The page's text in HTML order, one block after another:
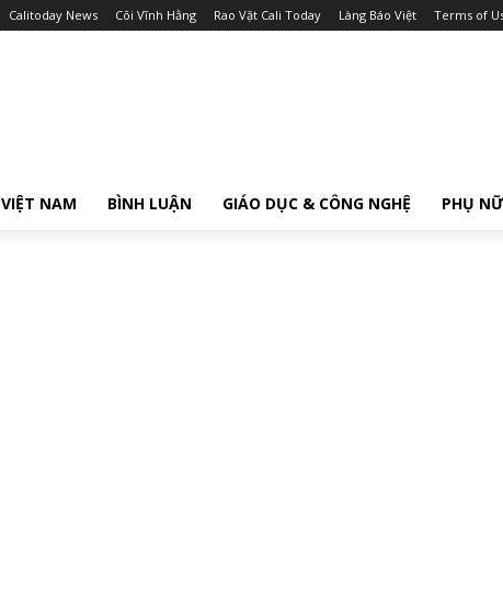
Calitoday News Cõi Vĩnh Hằng Rao Vặt Cali Today Làng Báo Việt Terms of
VIỆT NAM BÌNH LUẬN GIÁO DỤC & CÔNG NGHỆ PHỤ NỮ